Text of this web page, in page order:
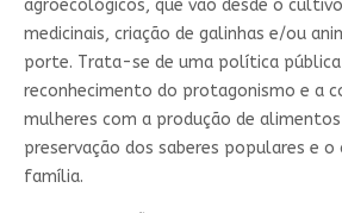
agroecológicos, que vão desde o
medicinais, criação de galinhas e/ou
porte. Trata-se de uma política
reconhecimento do protagonismo e a
mulheres com a produção de alimentos
preservação dos saberes populares e o
família.